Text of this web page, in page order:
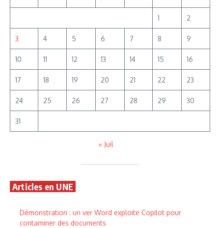
1 2
3 4 5 6 7 8 9
10 11 12 13 14 15 16
17 18 19 20 21 22 23
24 25 26 27 28 29 30
31
« Juil
Articles en UNE
Démonstration : un ver Word exploite Copilot pour
contaminer des documents